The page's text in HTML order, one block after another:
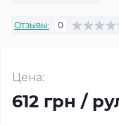
Отзывы: 0
Цена:
612 грн /